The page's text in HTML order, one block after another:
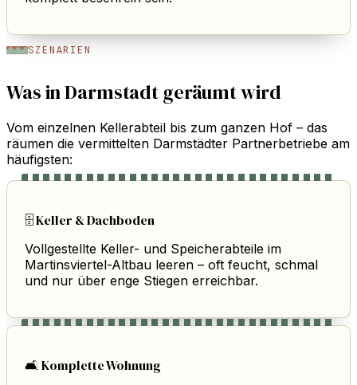
SZENARIEN
Was in Darmstadt geräumt wird
Vom einzelnen Kellerabteil bis zum ganzen Hof – das
räumen die vermittelten Darmstädter Partnerbetriebe am
häufigsten:
🗄️ Keller & Dachboden
Vollgestellte Keller- und Speicherabteile im
Martinsviertel-Altbau leeren – oft feucht, schmal
und nur über enge Stiegen erreichbar.
🛋️ Komplette Wohnung